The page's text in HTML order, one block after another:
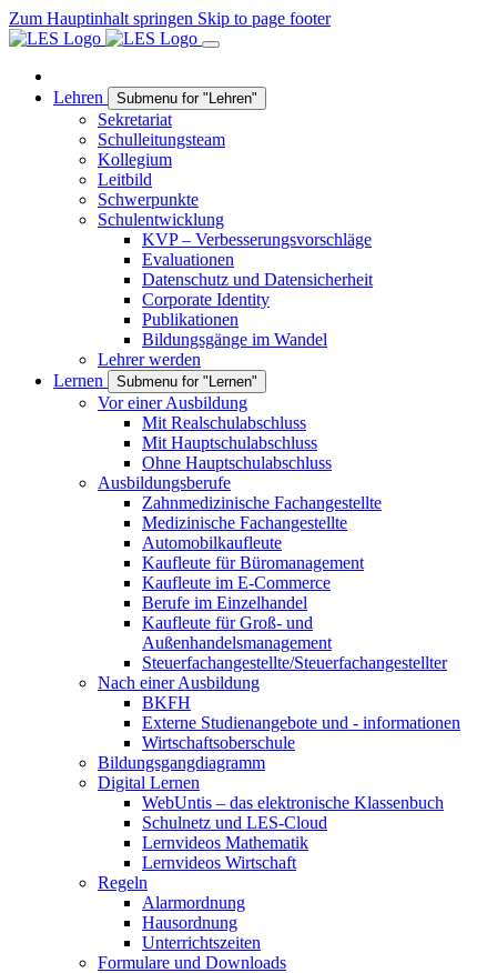
Zum Hauptinhalt springen Skip to page footer
Lehren Submenu for "Lehren"
Sekretariat
Schulleitungsteam
Kollegium
Leitbild
Schwerpunkte
Schulentwicklung
KVP – Verbesserungsvorschläge
Evaluationen
Datenschutz und Datensicherheit
Corporate Identity
Publikationen
Bildungsgänge im Wandel
Lehrer werden
Lernen
Submenu for "Lernen"
Vor einer Ausbildung
Mit Realschulabschluss
Mit Hauptschulabschluss
Ohne Hauptschulabschluss
Ausbildungsberufe
Zahnmedizinische Fachangestellte
Medizinische Fachangestellte
Automobilkaufleute
Kaufleute für Büromanagement
Kaufleute im E-Commerce
Berufe im Einzelhandel
Kaufleute für Groß- und
Außenhandelsmanagement
Steuerfachangestellte/Steuerfachangestellter
Nach einer Ausbildung
BKFH
Externe Studienangebote und - informationen
Wirtschaftsoberschule
Bildungsgangdiagramm
Digital Lernen
WebUntis – das elektronische Klassenbuch
Schulnetz und LES-Cloud
Lernvideos Mathematik
Lernvideos Wirtschaft
Regeln
Alarmordnung
Hausordnung
Unterrichtszeiten
Formulare und Downloads